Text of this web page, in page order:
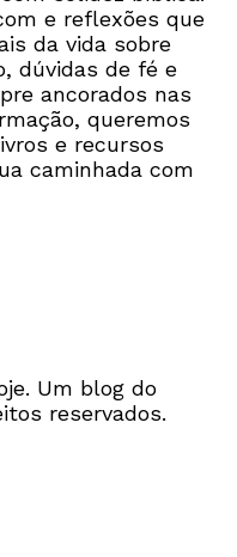
e reflexões que
da vida sobre
dúvidas de fé e
ancorados nas
queremos
e recursos
caminhada com
Um blog do
reservados.